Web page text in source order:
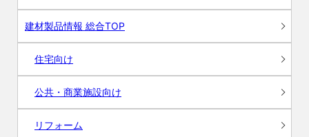
建材製品情報 総合TOP
住宅向け
公共・商業施設向け
リフォーム